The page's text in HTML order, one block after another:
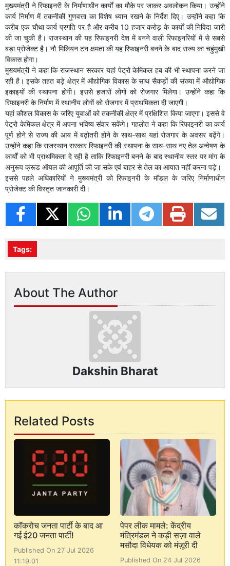
मुख्यमंत्री ने रिफाइनरी के निर्माणाधीन कार्यों का मौके पर जाकर अवलोकन किया। उन्होंने
कार्य निर्माण में तकनीकी गुणवत्ता का विशेष ध्यान रखने के निर्देश दिए्। उन्होंने कहा कि
करीब एक चौथा कार्य प्रगति पर है और करीब 10 हजार करोड़ के कार्यों की निविदा जारी
की जा चुकी है। राजस्थान की यह रिफाइनरी देश में बनने वाली रिफाइनरियों में से सबसे
बड़ा प्रोजेक्ट है। नौ मिलियन टन क्षमता की यह रिफाइनरी बनने के बाद राज्य का चहुंमुखी
विकास होगा।
मुख्यमंत्री ने कहा कि राजस्थान सरकार यहां पेट्रो केमिकल हब की भी स्थापना करने जा
रही है। इसके तहत बड़े क्षेत्र में औद्योगिक विकास के साथ सैकड़ों की संख्या में औद्योगिक
इकाइयों की स्थापना होगी। इससे हजारों लोगों को रोजगार मिलेगा। उन्होंने कहा कि
रिफाइनरी के निर्माण में स्थानीय लोगों को रोजगार में प्राथमिकता दी जाएगी।
यहां कौशल विकास के जरिए युवाओं को तकनीकी क्षेत्र में प्रक्षिशित किया जाएगा। इससे वे
पेट्रो केमिकल क्षेत्र में अपना भविष्य संवार सकेंगे। गहलोत ने कहा कि रिफाइनरी का कार्य
पूर्ण होने से राज्य की आय में बढ़ोतरी होने के साथ-साथ यहां रोजगार के अवसर बढ़ेंगे।
उन्होंने कहा कि राजस्थान सरकार रिफाइनरी की स्थापना के साथ-साथ नए तेल अन्वेषण के
कार्यों को भी प्राथमिकता दे रही है ताकि रिफाइनरी बनने के बाद स्थानीय स्तर पर मांग के
अनुरूप क्रूड ऑयल की आपूर्ति की जा सके एवं बाहर से तेल का आयात नहीं करना पड़े।
इससे पहले अधिकारियों ने मुख्यमंत्री को रिफाइनरी के मॉडल के जरिए निर्माणाधीन
प्रोजेक्ट की विस्तृत जानकारी दी।
Tags:
About The Author
Dakshin Bharat
Related Posts
कॉकरोच जनता पार्टी के बाद आ
गई ई20 जनता पार्टी!
Published On 27 Jul 2026
11:19:01
पेपर लीक मामले: केंद्रीय
मंत्रिमंडल ने कड़ी सज़ा वाले
मसौदा विधेयक को मंज़ूरी दी
Published On 24 Jul 2026